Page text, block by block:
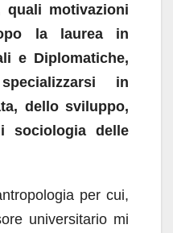
quali motivazioni
la laurea in
e Diplomatiche,
in
dello sviluppo,
sociologia delle
per cui,
universitario mi